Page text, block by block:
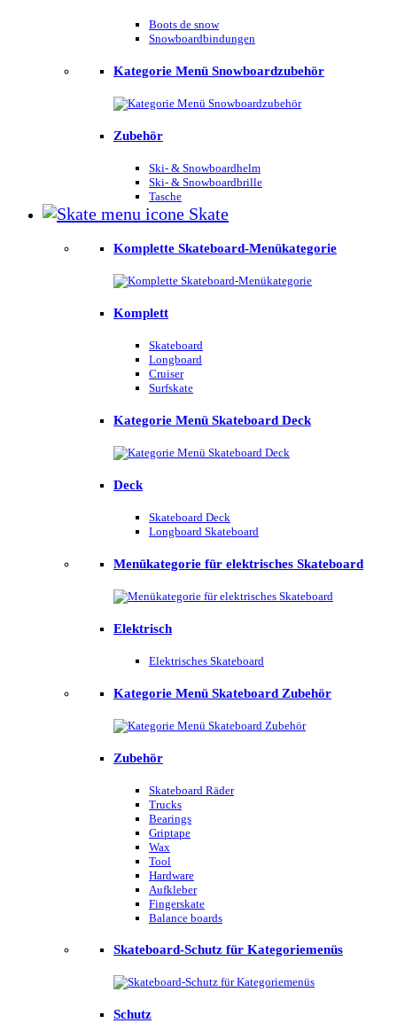
Boots de snow
Snowboardbindungen
Kategorie Menü Snowboardzubehör
Zubehör
Ski- & Snowboardhelm
Ski- & Snowboardbrille
Tasche
Skate
Komplette Skateboard-Menükategorie
Komplett
Skateboard
Longboard
Cruiser
Surfskate
Kategorie Menü Skateboard Deck
Deck
Skateboard Deck
Longboard Skateboard
Menükategorie für elektrisches Skateboard
Elektrisch
Elektrisches Skateboard
Kategorie Menü Skateboard Zubehör
Zubehör
Skateboard Räder
Trucks
Bearings
Griptape
Wax
Tool
Hardware
Aufkleber
Fingerskate
Balance boards
Skateboard-Schutz für Kategoriemenüs
Schutz